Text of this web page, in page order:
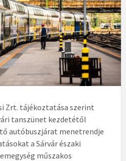
Zrt. tájékoztatása szerint
tanszünet kezdetétől
autóbuszjárat menetrendje
a Sárvár északi
műszakos